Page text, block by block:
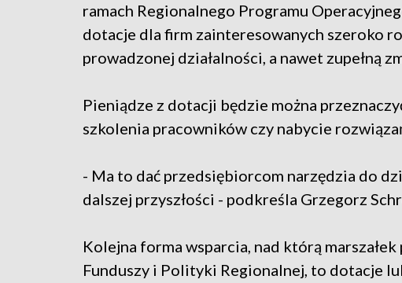
ramach Regionalnego Programu
dotacje dla firm zainteresowanych szeroko
prowadzonej działalności, a nawet zupełną
Pieniądze z dotacji będzie można
szkolenia pracowników czy nabycie
- Ma to dać przedsiębiorcom narzędzia do
dalszej przyszłości - podkreśla Grzegorz
Kolejna forma wsparcia, nad którą
Funduszy i Polityki Regionalnej, to dotacje